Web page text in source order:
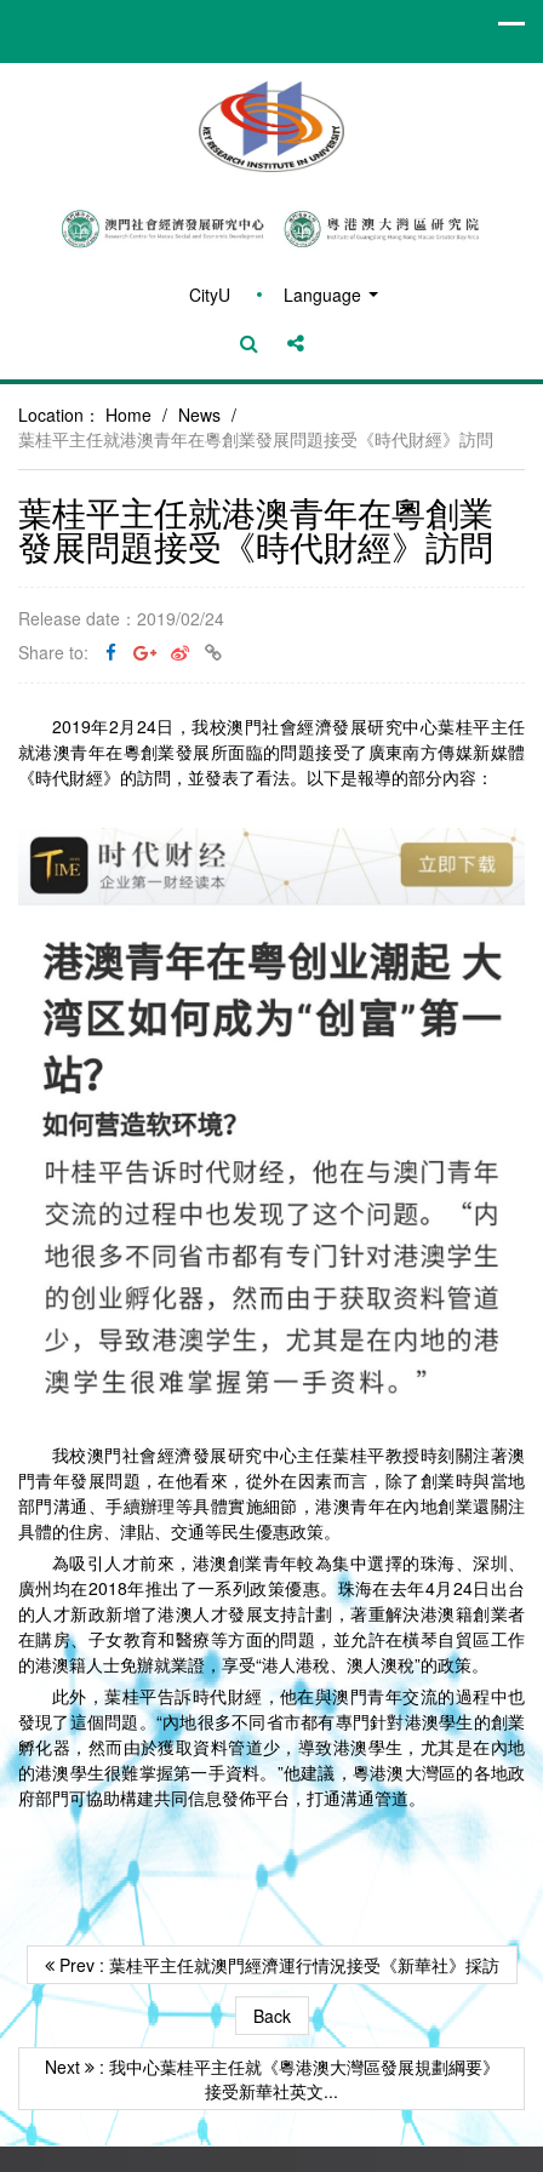
CityU Language
Location： Home / News /
葉桂平主任就港澳青年在粵創業發展問題接受《時代財經》訪問
葉桂平主任就港澳青年在粵創業
發展問題接受《時代財經》訪問
Release date：2019/02/24
Share to:
2019年2月24日，我校澳門社會經濟發展研究中心葉桂平主任
就港澳青年在粵創業發展所面臨的問題接受了廣東南方傳媒新媒體
《時代財經》的訪問，並發表了看法。以下是報導的部分內容：
我校澳門社會經濟發展研究中心主任葉桂平教授時刻關注著澳
門青年發展問題，在他看來，從外在因素而言，除了創業時與當地
部門溝通、手續辦理等具體實施細節，港澳青年在內地創業還關注
具體的住房、津貼、交通等民生優惠政策。
為吸引人才前來，港澳創業青年較為集中選擇的珠海、深圳、
廣州均在2018年推出了一系列政策優惠。珠海在去年4月24日出台
的人才新政新增了港澳人才發展支持計劃，著重解決港澳籍創業者
在購房、子女教育和醫療等方面的問題，並允許在橫琴自貿區工作
的港澳籍人士免辦就業證，享受“港人港稅、澳人澳稅”的政策。
此外，葉桂平告訴時代財經，他在與澳門青年交流的過程中也
發現了這個問題。“內地很多不同省市都有專門針對港澳學生的創業
孵化器，然而由於獲取資料管道少，導致港澳學生，尤其是在內地
的港澳學生很難掌握第一手資料。”他建議，粵港澳大灣區的各地政
府部門可協助構建共同信息發佈平台，打通溝通管道。
Prev : 葉桂平主任就澳門經濟運行情況接受《新華社》採訪
Back
Next : 我中心葉桂平主任就《粵港澳大灣區發展規劃綱要》
接受新華社英文...